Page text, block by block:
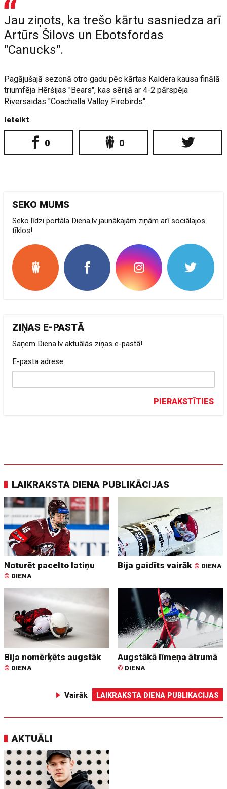
Jau ziņots, ka trešo kārtu sasniedza arī
Artūrs Šilovs un Ebotsfordas
"Canucks".
Pagājušajā sezonā otro gadu pēc kārtas Kaldera kausa finālā
triumfēja Hēršijas "Bears", kas sērijā ar 4-2 pārspēja
Riversaidas "Coachella Valley Firebirds".
Ieteikt
0 0
SEKO MUMS
Seko līdzi portāla Diena.lv jaunākajām ziņām arī sociālajos
tīklos!
ZIŅAS E-PASTĀ
Saņem Diena.lv aktuālās ziņas e-pastā!
E-pasta adrese
PIERAKSTĪTIES
LAIKRAKSTA DIENA PUBLIKĀCIJAS
Noturēt pacelto latiņu
© DIENA
Bija gaidīts vairāk © DIENA
Bija nomērķēts augstāk
© DIENA
Augstākā līmeņa ātrumā
© DIENA
Vairāk LAIKRAKSTA DIENA PUBLIKĀCIJAS
AKTUĀLI